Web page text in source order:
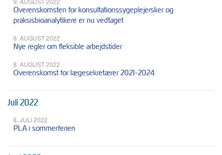
Overenskomsten for konsultationssygeplejersker og
praksisbioanalytikere er nu vedtaget
8. AUGUST 2022
Nye regler om fleksible arbejdstider
8. AUGUST 2022
Overenskomst for lægesekretærer 2021-2024
Juli 2022
8. JULI 2022
PLA i sommerferien